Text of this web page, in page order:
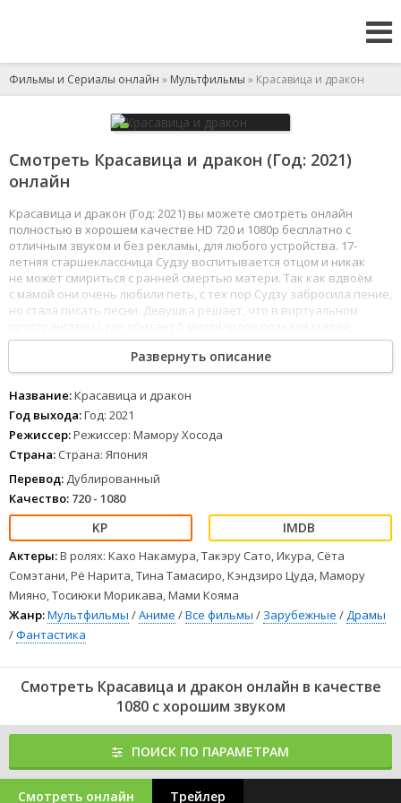
Фильмы и Сериалы онлайн » Мультфильмы » Красавица и дракон
Смотреть Красавица и дракон (Год: 2021)
онлайн
Красавица и дракон (Год: 2021) вы можете смотреть онлайн
полностью в хорошем качестве HD 720 и 1080p бесплатно с
отличным звуком и без рекламы, для любого устройства. 17-
летняя старшеклассница Судзу воспитывается отцом и никак
не может смириться с ранней смертью матери. Так как вдвоём
с мамой они очень любили петь, с тех пор Судзу забросила пение,
но стала писать песни. Девушка решает, что в виртуальном
она станет другой личностью, и создаёт полную свою
противоположность - красавицу-певицу по имени Белль. В этой
новой реальности девушка быстро становится популярной
и обретает миллионы поклонников. Однажды её виртуальный
концерт срывает загадочный пользователь в виде дракона,
и Судзу решает узнать, кто же он на самом деле.
1234 5 67 8
Развернуть описание
Название:Красавица и дракон
Год выхода:Год: 2021
Режиссер:Режиссер: Мамору Хосода
Страна: Страна: Япония
Перевод: Дублированный
Качество: 720 - 1080
Актеры:В ролях: Кахо Накамура, Такэру Сато, Икура, Сёта
Сомэтани, Рё Нарита, Тина Тамасиро, Кэндзиро Цуда, Мамору
Мияно, Тосиюки Морикава, Мами Кояма
Жанр:Мультфильмы /Аниме /Все фильмы / Зарубежные /Драмы
/Фантастика
Смотреть Красавица и дракон онлайн в качестве
1080 с хорошим звуком
ПОИСК ПО ПАРАМЕТРАМ
Смотреть онлайн Трейлер